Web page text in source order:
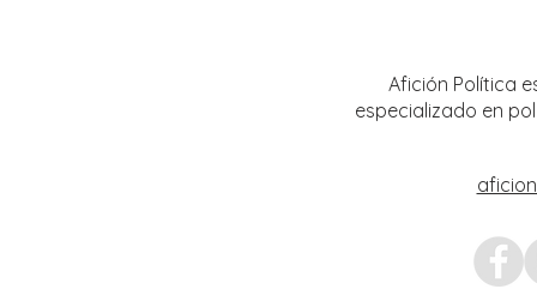
Afición Política
especializado en